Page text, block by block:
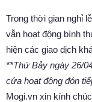
Trong thời gian nghỉ
vẫn hoạt động bình
hiện các giao dịch
**Thứ Bảy ngày 26/
cửa hoạt động đón
Mogi.vn xin kính